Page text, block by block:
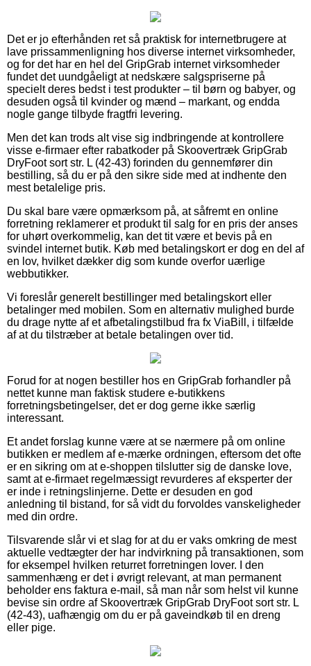
Det er jo efterhånden ret så praktisk for internetbrugere at
lave prissammenligning hos diverse internet virksomheder,
og for det har en hel del GripGrab internet virksomheder
fundet det uundgåeligt at nedskære salgspriserne på
specielt deres bedst i test produkter – til børn og babyer, og
desuden også til kvinder og mænd – markant, og endda
nogle gange tilbyde fragtfri levering.
Men det kan trods alt vise sig indbringende at kontrollere
visse e-firmaer efter rabatkoder på Skoovertræk GripGrab
DryFoot sort str. L (42-43) forinden du gennemfører din
bestilling, så du er på den sikre side med at indhente den
mest betalelige pris.
Du skal bare være opmærksom på, at såfremt en online
forretning reklamerer et produkt til salg for en pris der anses
for uhørt overkommelig, kan det tit være et bevis på en
svindel internet butik. Køb med betalingskort er dog en del af
en lov, hvilket dækker dig som kunde overfor uærlige
webbutikker.
Vi foreslår generelt bestillinger med betalingskort eller
betalinger med mobilen. Som en alternativ mulighed burde
du drage nytte af et afbetalingstilbud fra fx ViaBill, i tilfælde
af at du tilstræber at betale betalingen over tid.
Forud for at nogen bestiller hos en GripGrab forhandler på
nettet kunne man faktisk studere e-butikkens
forretningsbetingelser, det er dog gerne ikke særlig
interessant.
Et andet forslag kunne være at se nærmere på om online
butikken er medlem af e-mærke ordningen, eftersom det ofte
er en sikring om at e-shoppen tilslutter sig de danske love,
samt at e-firmaet regelmæssigt revurderes af eksperter der
er inde i retningslinjerne. Dette er desuden en god
anledning til bistand, for så vidt du forvoldes vanskeligheder
med din ordre.
Tilsvarende slår vi et slag for at du er vaks omkring de mest
aktuelle vedtægter der har indvirkning på transaktionen, som
for eksempel hvilken returret forretningen lover. I den
sammenhæng er det i øvrigt relevant, at man permanent
beholder ens faktura e-mail, så man når som helst vil kunne
bevise sin ordre af Skoovertræk GripGrab DryFoot sort str. L
(42-43), uafhængig om du er på gaveindkøb til en dreng
eller pige.